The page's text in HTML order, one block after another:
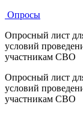
Опросы
Опросный лист
условий
участникам СВО
Опросный лист
условий
участникам СВО